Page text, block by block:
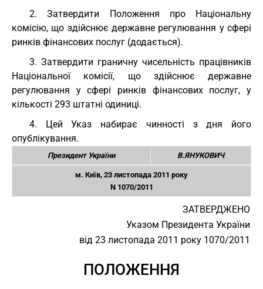
2. Затвердити Положення про Національну
комісію, що здійснює державне регулювання у сфері
ринків фінансових послуг (додається).
3. Затвердити граничну чисельність працівників
Національної комісії, що здійснює державне
регулювання у сфері ринків фінансових послуг, у
кількості 293 штатні одиниці.
4. Цей Указ набирає чинності з дня його
опублікування.
Президент України В.ЯНУКОВИЧ
м. Київ, 23 листопада 2011 року
N 1070/2011
ЗАТВЕРДЖЕНО
Указом Президента України
від 23 листопада 2011 року 1070/2011
ПОЛОЖЕННЯ